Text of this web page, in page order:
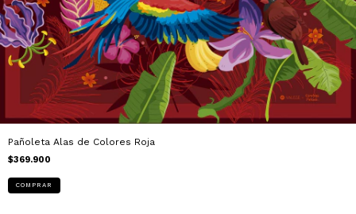
Pañoleta Alas de Colores Roja
$369.900